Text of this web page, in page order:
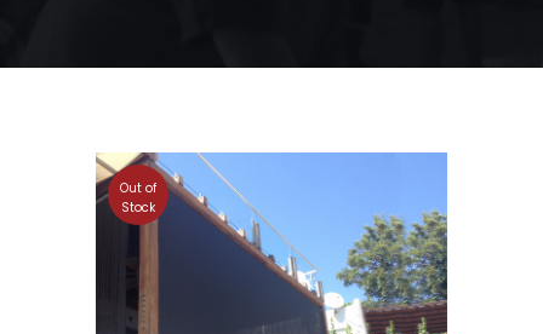
Out of
Stock